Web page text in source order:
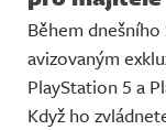
Během
avizovaným
PlayStation 5 a
Když ho